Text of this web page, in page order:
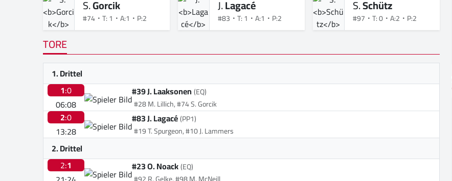
S.Gorcik
#74 T: 1 A:1 P:2
J.Lagacé
#83 T: 1 A:1 P:2
S.Schütz
#97 T: 0 A:2 P:2
TORE
1. Drittel
1:0
06:08
#39 J. Laaksonen(EQ)
#28 M. Lillich, #74 S. Gorcik
2:0
13:28
#83 J. Lagacé(PP1)
#19 T. Spurgeon, #10 J. Lammers
2. Drittel
2:1
#23 O. Noack(EQ)